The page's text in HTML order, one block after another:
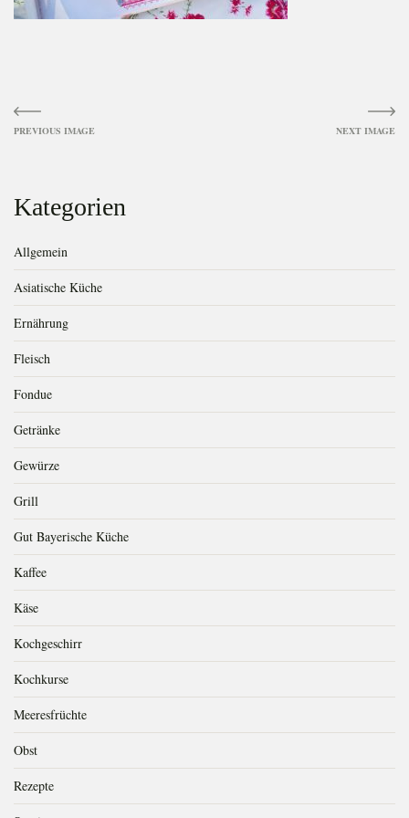
Image
Kategorien
Allgemein
Asiatische Küche
Ernährung
Fleisch
Fondue
Getränke
Gewürze
Grill
Gut Bayerische Küche
Kaffee
Käse
Kochgeschirr
Kochkurse
Meeresfrüchte
Obst
Rezepte